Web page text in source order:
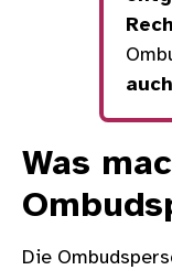
Was
Die